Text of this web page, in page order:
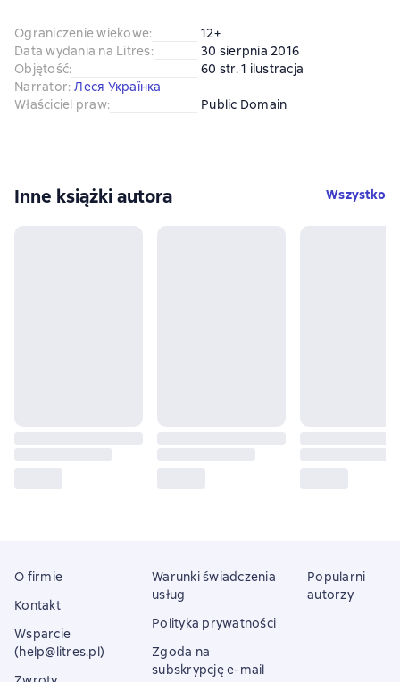
Ograniczenie wiekowe:
12+
Data wydania na Litres:
30 sierpnia 2016
Objętość:
60 str. 1 ilustracja
Narrator: Леся Українка
Właściciel praw: Public Domain
Inne książki autora Wszystko
O firmie
Kontakt
Wsparcie
(help@litres.pl)
Warunki świadczenia
usług
Polityka prywatności
Zgoda na
subskrypcję e-mail
Popularni
autorzy